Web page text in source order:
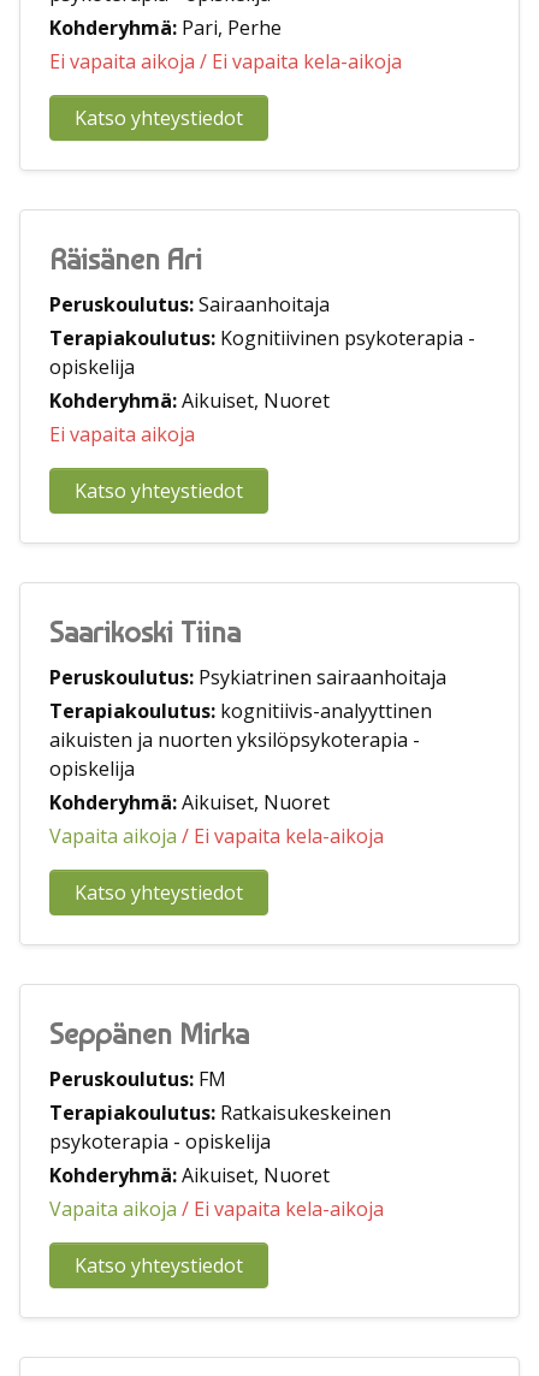
Kohderyhmä: Pari, Perhe
Ei vapaita aikoja / Ei vapaita kela-aikoja
Katso yhteystiedot
Räisänen Ari
Peruskoulutus:Sairaanhoitaja
Terapiakoulutus: Kognitiivinen psykoterapia -
opiskelija
Kohderyhmä:Aikuiset, Nuoret
Ei vapaita aikoja
Katso yhteystiedot
Saarikoski Tiina
Peruskoulutus: Psykiatrinen sairaanhoitaja
Terapiakoulutus: kognitiivis-analyyttinen
aikuisten ja nuorten yksilöpsykoterapia -
opiskelija
Kohderyhmä:Aikuiset, Nuoret
Vapaita aikoja / Ei vapaita kela-aikoja
Katso yhteystiedot
Seppänen Mirka
Peruskoulutus: FM
Terapiakoulutus: Ratkaisukeskeinen
psykoterapia - opiskelija
Kohderyhmä:Aikuiset, Nuoret
Vapaita aikoja / Ei vapaita kela-aikoja
Katso yhteystiedot